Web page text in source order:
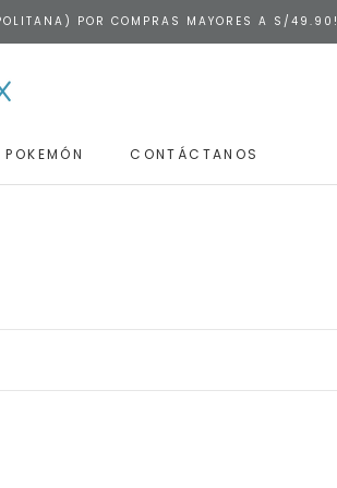
POR COMPRAS MAYORES A S/49.90!
POKEMÓN
CONTÁCTANOS